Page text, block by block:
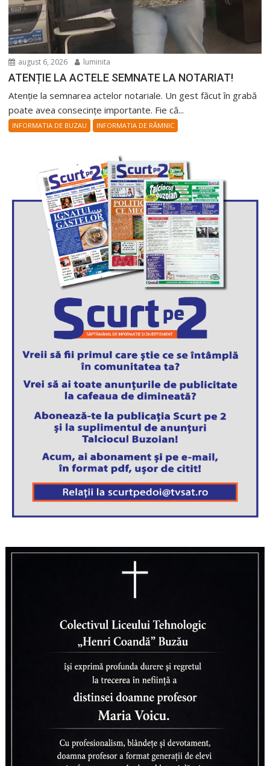
august 6, 2026 luminita
ATENȚIE LA ACTELE SEMNATE LA NOTARIAT!
Atenție la semnarea actelor notariale. Un gest făcut în grabă
poate avea consecințe importante. Fie că...
INFORMATIA DE BUZAU INFORMATIA DE RÂMNIC